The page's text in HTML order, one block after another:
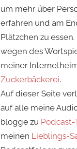
um mehr über
erfahren und am
Plätzchen zu
wegen des
meiner
Zuckerbäckerei.
Auf dieser Seite
auf alle meine
blogge zu
meinen Lieblings-